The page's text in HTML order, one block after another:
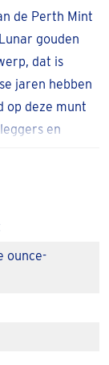
de Perth Mint
gouden
dat is
jaren hebben
op deze munt
en
op in één
Om die
ounce-